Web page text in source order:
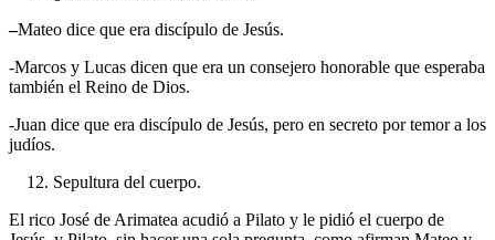
–Mateo dice que era discípulo de Jesús.
-Marcos y Lucas dicen que era un consejero honorable que esperaba
también el Reino de Dios.
-Juan dice que era discípulo de Jesús, pero en secreto por temor a los
judíos.
Sepultura del cuerpo.
El rico José de Arimatea acudió a Pilato y le pidió el cuerpo de